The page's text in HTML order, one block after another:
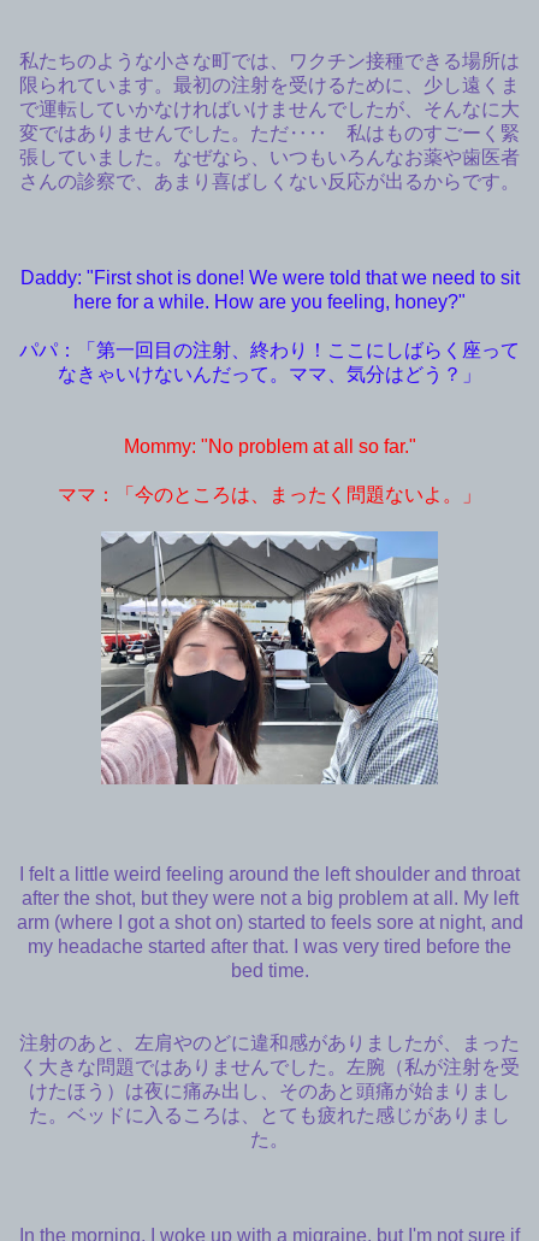
私たちのような小さな町では、ワクチン接種できる場所は
限られています。最初の注射を受けるために、少し遠くま
で運転していかなければいけませんでしたが、そんなに大
変ではありませんでした。ただ‥‥ 私はものすごーく緊
張していました。なぜなら、いつもいろんなお薬や歯医者
さんの診察で、あまり喜ばしくない反応が出るからです。
Daddy: "First shot is done! We were told that we need to sit
here for a while. How are you feeling, honey?"
パパ：「第一回目の注射、終わり！ここにしばらく座って
なきゃいけないんだって。ママ、気分はどう？」
Mommy: "No problem at all so far."
ママ：「今のところは、まったく問題ないよ。」
I felt a little weird feeling around the left shoulder and throat
after the shot, but they were not a big problem at all. My left
arm (where I got a shot on) started to feels sore at night, and
my headache started after that. I was very tired before the
bed time.
注射のあと、左肩やのどに違和感がありましたが、まった
く大きな問題ではありませんでした。左腕（私が注射を受
けたほう）は夜に痛み出し、そのあと頭痛が始まりまし
た。ベッドに入るころは、とても疲れた感じがありまし
た。
In the morning, I woke up with a migraine, but I'm not sure if